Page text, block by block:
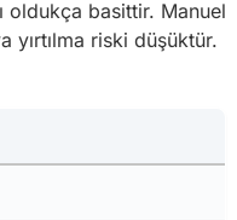
oldukça basittir. Manuel
riski düşüktür.